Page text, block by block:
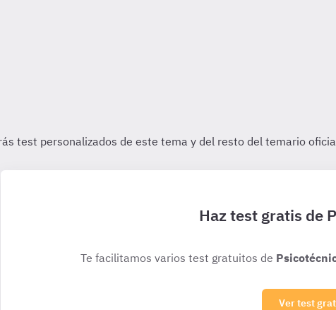
Haz test gratis de
Te facilitamos varios test gratuitos de
Ver test